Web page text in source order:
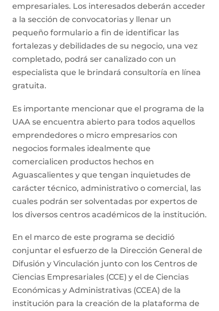
empresariales. Los interesados deberán acceder
a la sección de convocatorias y llenar un
pequeño formulario a fin de identificar las
fortalezas y debilidades de su negocio, una vez
completado, podrá ser canalizado con un
especialista que le brindará consultoría en línea
gratuita.
Es importante mencionar que el programa de la
UAA se encuentra abierto para todos aquellos
emprendedores o micro empresarios con
negocios formales idealmente que
comercialicen productos hechos en
Aguascalientes y que tengan inquietudes de
carácter técnico, administrativo o comercial, las
cuales podrán ser solventadas por expertos de
los diversos centros académicos de la institución.
En el marco de este programa se decidió
conjuntar el esfuerzo de la Dirección General de
Difusión y Vinculación junto con los Centros de
Ciencias Empresariales (CCE) y el de Ciencias
Económicas y Administrativas (CCEA) de la
institución para la creación de la plataforma de